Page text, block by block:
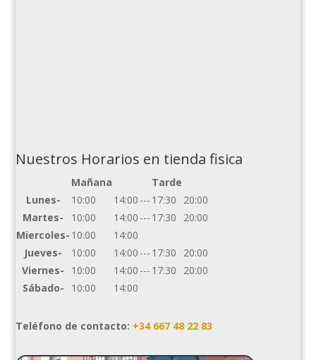
Nuestros Horarios en tienda fisica
Mañana
Tarde
Lunes-
10:00 14:00 --- 17:30
20:00
Martes-
10:00 14:00 --- 17:30
20:00
Miercoles- 10:00
14:00
Jueves-
10:00 14:00 --- 17:30
20:00
Viernes-
10:00 14:00 --- 17:30
20:00
Sábado-
10:00 14:00
Teléfono de contacto: +34 667 48 22 83